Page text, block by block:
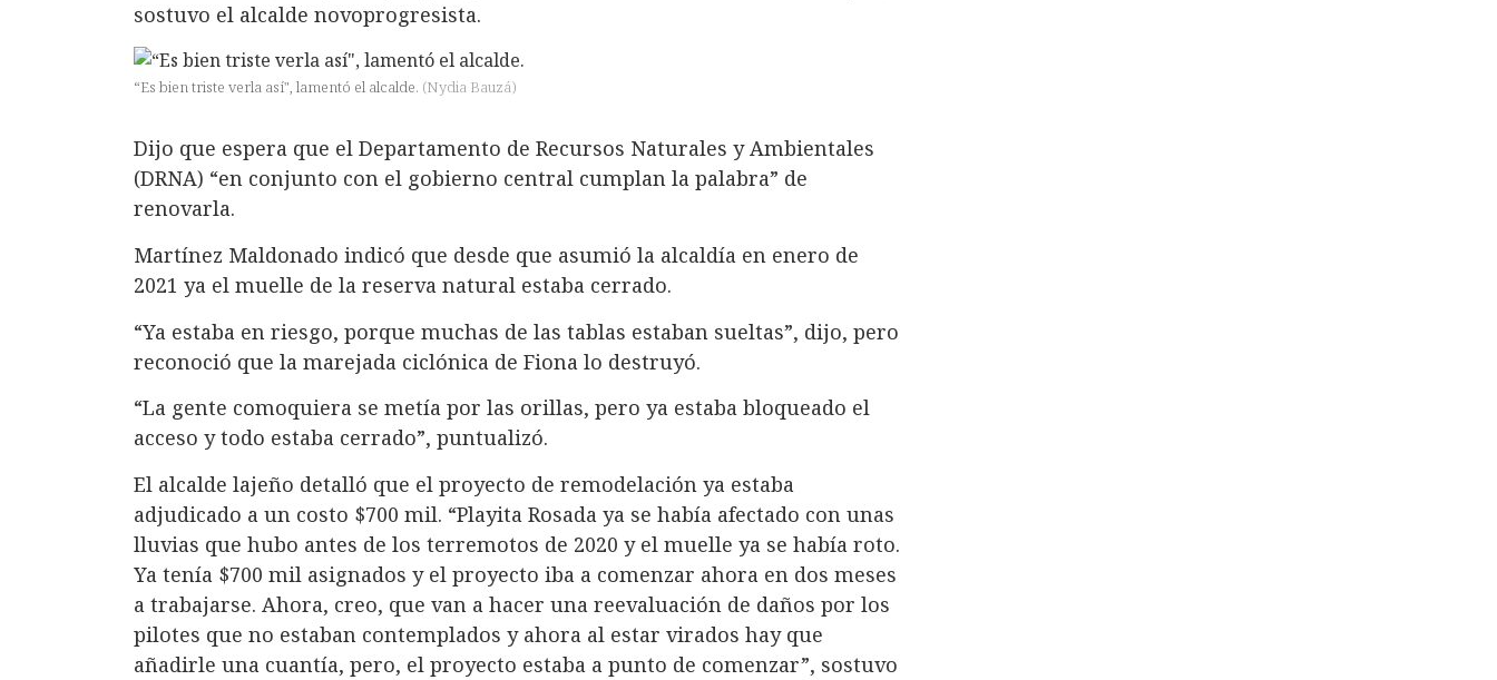
sostuvo el alcalde novoprogresista.
“Es bien triste verla así", lamentó el alcalde. (Nydia Bauzá)
Dijo que espera que el Departamento de Recursos Naturales y Ambientales
(DRNA) “en conjunto con el gobierno central cumplan la palabra” de
renovarla.
Martínez Maldonado indicó que desde que asumió la alcaldía en enero de
2021 ya el muelle de la reserva natural estaba cerrado.
“Ya estaba en riesgo, porque muchas de las tablas estaban sueltas”, dijo, pero
reconoció que la marejada ciclónica de Fiona lo destruyó.
“La gente comoquiera se metía por las orillas, pero ya estaba bloqueado el
acceso y todo estaba cerrado”, puntualizó.
El alcalde lajeño detalló que el proyecto de remodelación ya estaba
adjudicado a un costo $700 mil. “Playita Rosada ya se había afectado con unas
lluvias que hubo antes de los terremotos de 2020 y el muelle ya se había roto.
Ya tenía $700 mil asignados y el proyecto iba a comenzar ahora en dos meses
a trabajarse. Ahora, creo, que van a hacer una reevaluación de daños por los
pilotes que no estaban contemplados y ahora al estar virados hay que
añadirle una cuantía, pero, el proyecto estaba a punto de comenzar”, sostuvo